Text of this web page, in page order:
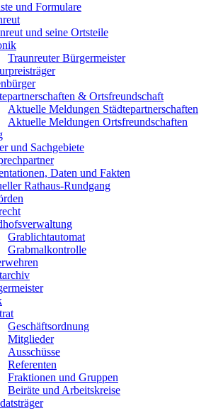
und Formulare
und seine Ortsteile
Traunreuter Bürgermeister
& Ortsfreundschaft
Aktuelle Meldungen Städtepartnerschaften
Aktuelle Meldungen Ortsfreundschaften
und Sachgebiete
Daten und Fakten
Rathaus-Rundgang
Grablichtautomat
Grabmalkontrolle
Geschäftsordnung
Mitglieder
Ausschüsse
Referenten
Fraktionen und Gruppen
Beiräte und Arbeitskreise